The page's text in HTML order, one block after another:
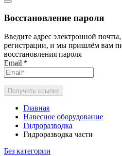
Восстановление пароля
Введите адрес электронной
регистрации, и мы пришлём вам
восстановления пароля
Email *
Получить ссылку
Главная
Навесное оборудование
Гидроразводка
Гидроразводка части
Без категории